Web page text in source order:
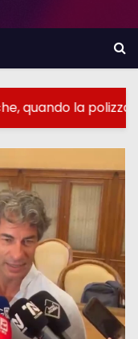
non è obbligatoria